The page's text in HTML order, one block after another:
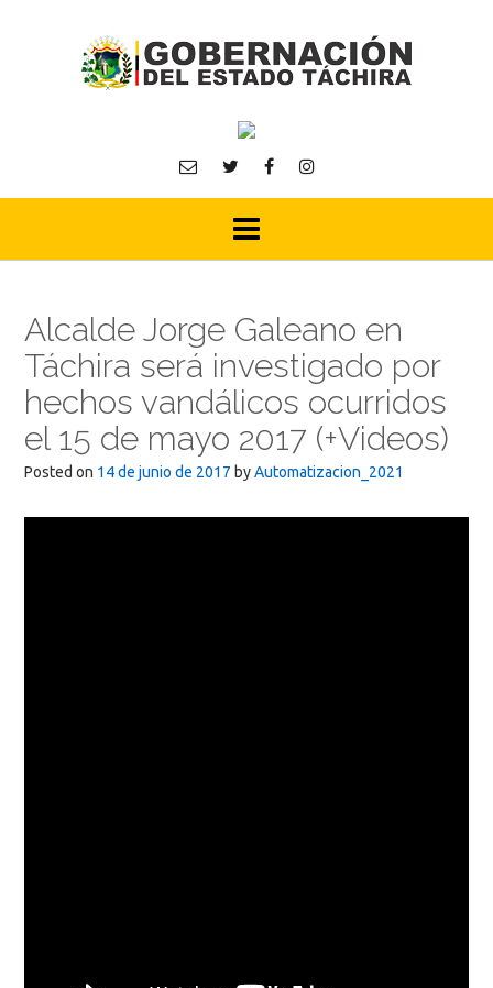
Alcalde Jorge Galeano en
Táchira será investigado por
hechos vandálicos ocurridos
el 15 de mayo 2017 (+Videos)
Posted on 14 de junio de 2017 byAutomatizacion_2021